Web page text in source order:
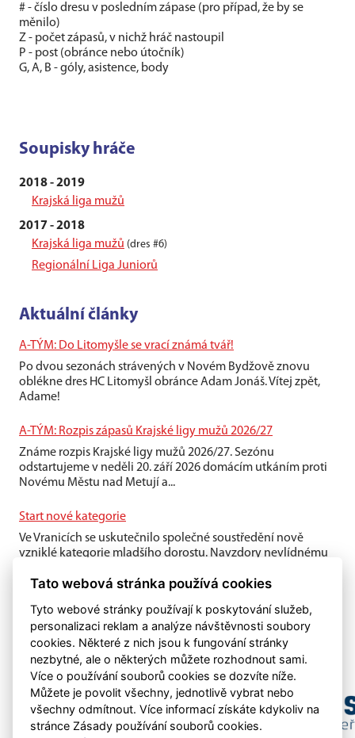
# - číslo dresu v posledním zápase (pro případ, že by se
měnilo)
Z - počet zápasů, v nichž hráč nastoupil
P - post (obránce nebo útočník)
G, A, B - góly, asistence, body
Soupisky hráče
2018 - 2019
Krajská liga mužů
2017 - 2018
Krajská liga mužů (dres #6)
Regionální Liga Juniorů
Aktuální články
A-TÝM: Do Litomyšle se vrací známá tvář!
Po dvou sezonách strávených v Novém Bydžově znovu
oblékne dres HC Litomyšl obránce Adam Jonáš. Vítej zpět,
Adame!
A-TÝM: Rozpis zápasů Krajské ligy mužů 2026/27
Známe rozpis Krajské ligy mužů 2026/27. Sezónu
odstartujeme v neděli 20. září 2026 domácím utkáním proti
Novému Městu nad Metují a...
Start nové kategorie
Ve Vranicích se uskutečnilo společné soustředění nově
vzniklé kategorie mladšího dorostu. Navzdory nevlídnému
Tato webová stránka používá cookies
Tyto webové stránky používají k poskytování služeb,
personalizaci reklam a analýze návštěvnosti soubory
cookies. Některé z nich jsou k fungování stránky
nezbytné, ale o některých můžete rozhodnout sami.
Více o používání souborů cookies se dozvíte níže.
Můžete je povolit všechny, jednotlivě vybrat nebo
všechny odmítnout. Více informací získáte kdykoliv na
stránce Zásady používání souborů cookies.